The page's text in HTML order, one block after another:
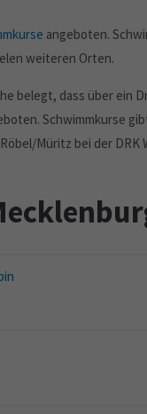
angeboten.
weiteren Orten.
belegt, dass über ein
Schwimmkurse
Müritz bei der